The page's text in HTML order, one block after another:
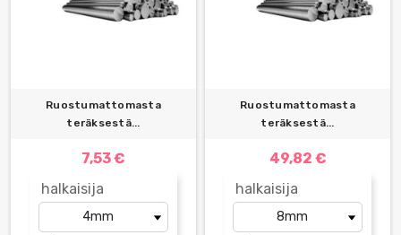
Ruostumattomasta
teräksestä...
7,53 €
halkaisija
Ruostumattomasta
teräksestä...
49,82 €
halkaisija